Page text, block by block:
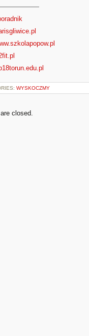
WYSKOCZMY
closed.